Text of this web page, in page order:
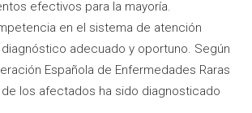
efectivos para la mayoría.
en el sistema de atención
adecuado y oportuno. Según
Española de Enfermedades Raras
de los afectados ha sido diagnosticado